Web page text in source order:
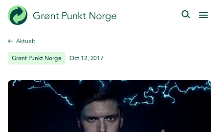
Hopp
til
Aktuelt
Grønt Punkt Norge Oct 12, 2017